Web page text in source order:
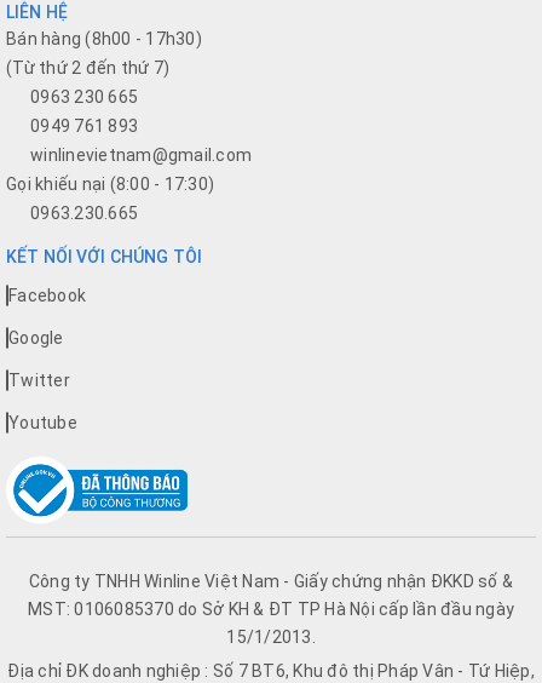
LIÊN HỆ
Bán hàng (8h00 - 17h30)
(Từ thứ 2 đến thứ 7)
0963 230 665
0949 761 893
winlinevietnam@gmail.com
Gọi khiếu nại (8:00 - 17:30)
0963.230.665
KẾT NỐI VỚI CHÚNG TÔI
Facebook
Google
Twitter
Youtube
Công ty TNHH Winline Việt Nam - Giấy chứng nhận ĐKKD số &
MST: 0106085370 do Sở KH & ĐT TP Hà Nội cấp lần đầu ngày
15/1/2013.
Địa chỉ ĐK doanh nghiệp : Số 7 BT6, Khu đô thị Pháp Vân - Tứ Hiệp,